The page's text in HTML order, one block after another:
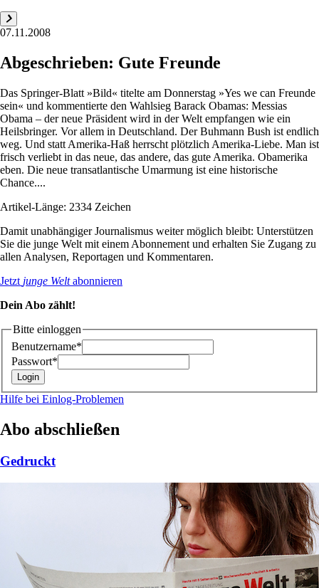
07.11.2008
Abgeschrieben: Gute Freunde
Das Springer-Blatt »Bild« titelte am Donnerstag »Yes we can Freunde
sein« und kommentierte den Wahlsieg Barack Obamas: Messias
Obama – der neue Präsident wird in der Welt empfangen wie ein
Heilsbringer. Vor allem in Deutschland. Der Buhmann Bush ist endlich
weg. Und statt Amerika-Haß herrscht plötzlich Amerika-Liebe. Man ist
frisch verliebt in das neue, das andere, das gute Amerika. Obamerika
eben. Die neue transatlantische Umarmung ist eine historische
Chance....
Artikel-Länge: 2334 Zeichen
Damit unabhängiger Journalismus weiter möglich bleibt: Unterstützen
Sie die junge Welt mit einem Abonnement und erhalten Sie Zugang zu
allen Analysen, Reportagen und Kommentaren.
Jetzt junge Weltabonnieren
Dein Abo zählt!
Bitte einloggen
Benutzername*
Passwort*
Hilfe bei Einlog-Problemen
Abo abschließen
Gedruckt